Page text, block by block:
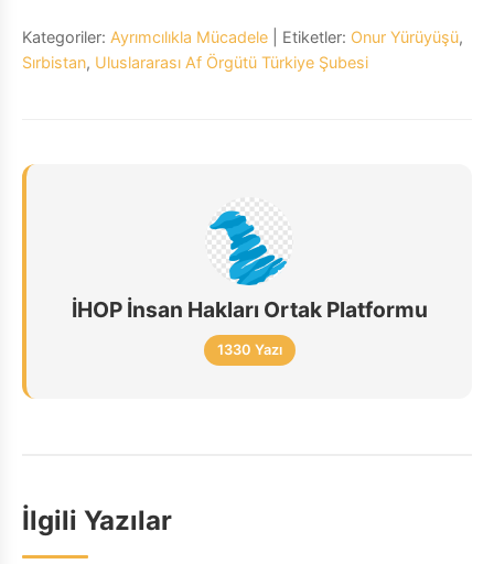
Kategoriler: Ayrımcılıkla Mücadele | Etiketler: Onur Yürüyüşü,
Sırbistan, Uluslararası Af Örgütü Türkiye Şubesi
İHOP İnsan Hakları Ortak Platformu
1330 Yazı
İlgili Yazılar